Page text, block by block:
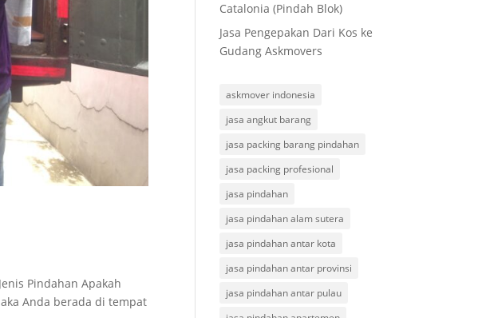
Pindahan Apakah
Anda berada di tempat
Catalonia (Pindah Blok)
Jasa Pengepakan Dari Kos ke
Gudang Askmovers
askmover indonesia
jasa angkut barang
jasa packing barang pindahan
jasa packing profesional
jasa pindahan
jasa pindahan alam sutera
jasa pindahan antar kota
jasa pindahan antar provinsi
jasa pindahan antar pulau